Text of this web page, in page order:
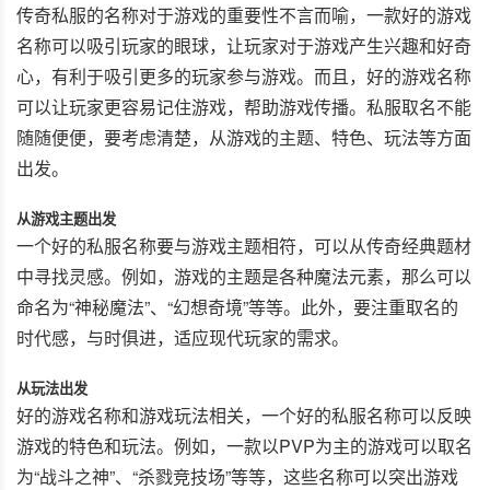
传奇私服的名称对于游戏的重要性不言而喻，一款好的游戏
名称可以吸引玩家的眼球，让玩家对于游戏产生兴趣和好奇
心，有利于吸引更多的玩家参与游戏。而且，好的游戏名称
可以让玩家更容易记住游戏，帮助游戏传播。私服取名不能
随随便便，要考虑清楚，从游戏的主题、特色、玩法等方面
出发。
从游戏主题出发
一个好的私服名称要与游戏主题相符，可以从传奇经典题材
中寻找灵感。例如，游戏的主题是各种魔法元素，那么可以
命名为“神秘魔法”、“幻想奇境”等等。此外，要注重取名的
时代感，与时俱进，适应现代玩家的需求。
从玩法出发
好的游戏名称和游戏玩法相关，一个好的私服名称可以反映
游戏的特色和玩法。例如，一款以PVP为主的游戏可以取名
为“战斗之神”、“杀戮竞技场”等等，这些名称可以突出游戏